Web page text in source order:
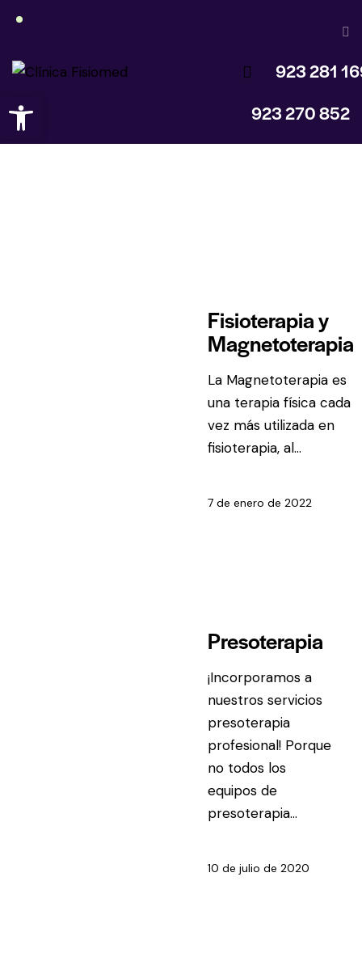
923 281
923 270 852
Fisioterapia y
Magnetoterapia
La Magnetoterapia es
una terapia física cada
vez más utilizada en
fisioterapia, al…
7 de enero de 2022
Presoterapia
¡Incorporamos a
nuestros servicios
presoterapia
profesional! Porque
no todos los
equipos de
presoterapia…
10 de julio de 2020
Abrir barra de herramientas